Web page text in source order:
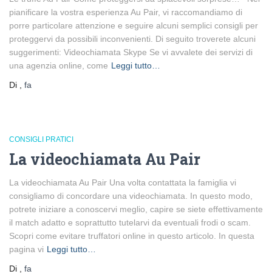
pianificare la vostra esperienza Au Pair, vi raccomandiamo di
porre particolare attenzione e seguire alcuni semplici consigli per
proteggervi da possibili inconvenienti. Di seguito troverete alcuni
suggerimenti: Videochiamata Skype Se vi avvalete dei servizi di
una agenzia online, come Leggi tutto…
Di
fa
CONSIGLI PRATICI
La videochiamata Au Pair
La videochiamata Au Pair Una volta contattata la famiglia vi
consigliamo di concordare una videochiamata. In questo modo,
potrete iniziare a conoscervi meglio, capire se siete effettivamente
il match adatto e soprattutto tutelarvi da eventuali frodi o scam.
Scopri come evitare truffatori online in questo articolo. In questa
pagina vi Leggi tutto…
Di
fa